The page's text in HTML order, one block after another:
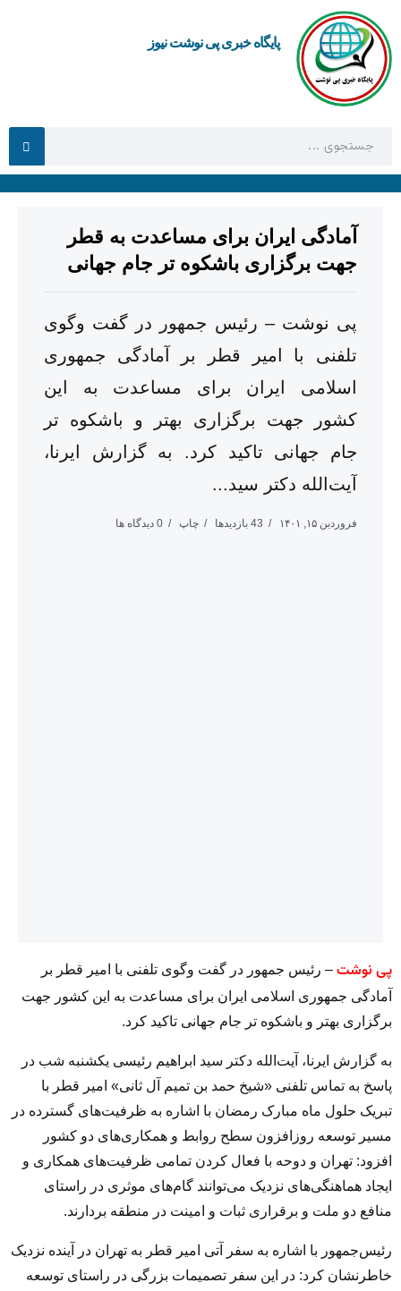
پایگاه خبری پی نوشت نیوز
آمادگی ایران برای مساعدت به قطر
جهت برگزاری باشکوه تر جام جهانی
پی نوشت – رئیس‌ جمهور در گفت وگوی
تلفنی با امیر قطر بر آمادگی جمهوری
اسلامی ایران برای مساعدت به این
کشور جهت برگزاری بهتر و باشکوه تر
جام جهانی تاکید کرد. به گزارش ایرنا،
آیت‌الله دکتر سید...
فروردین ۱۵, ۱۴۰۱ 43 بازدیدها چاپ 0 دیدگاه ها
پی نوشت – رئیس‌ جمهور در گفت وگوی تلفنی با امیر قطر بر
آمادگی جمهوری اسلامی ایران برای مساعدت به این کشور جهت
برگزاری بهتر و باشکوه تر جام جهانی تاکید کرد.
به گزارش ایرنا، آیت‌الله دکتر سید ابراهیم رئیسی یکشنبه شب در
پاسخ به تماس تلفنی «شیخ حمد بن تمیم آل ثانی» امیر قطر با
تبریک حلول ماه مبارک رمضان با اشاره به ظرفیت‌های گسترده در
مسیر توسعه روزافزون سطح روابط و همکاری‌های دو کشور
افزود: تهران و دوحه با فعال کردن تمامی ظرفیت‌های همکاری و
ایجاد هماهنگی‌های نزدیک می‌توانند گام‌های موثری در راستای
منافع دو ملت و برقراری ثبات و امینت در منطقه بردارند.
رئیس‌جمهور با اشاره به سفر آتی امیر قطر به تهران در آینده نزدیک
خاطرنشان کرد: در این سفر تصمیمات بزرگی در راستای توسعه